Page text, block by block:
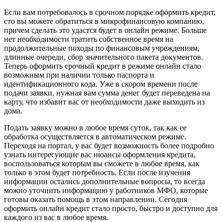
Если вам потребовалось в срочном порядке оформить кредит,
сто вы можете обратиться в микрофинансовую компанию,
причем сделать это удастся будет в онлайн режиме. Больше
нет необходимости тратить собственное время на
продолжительные походы по финансовым учреждениям,
длинные очереди, сбор значительного пакета документов.
Теперь оформить срочный кредит в режиме онлайн стало
возможным при наличии только паспорта и
идентификационного кода. Уже в скором времени после
подачи заявки, нужная вам сумма денег будет переведена на
карту, что избавит вас от необходимости даже выходить из
дома.
Подать заявку можно в любое время суток, так как ее
обработка осуществляется в автоматическом режиме.
Переходя на портал, у вас будет возможность более подробно
узнать интересующие вас нюансы оформления кредита,
воспользоваться которым вы сможете в любое время, как
только в этом будет потребность. Если после изучения
информации остались дополнительные вопросы, то всегда
можно уточнить информацию у работников МФО, которые
готовы оказать помощь в этом направлении. Сегодня
оформить онлайн кредит стало просто, быстро и доступно для
каждого из вас в любое время.